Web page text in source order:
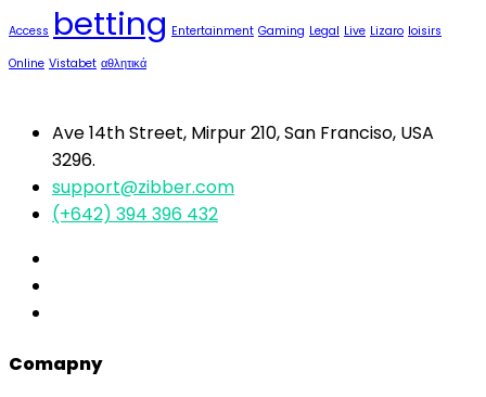
Access betting Entertainment Gaming Legal Live Lizaro loisirs
Online Vistabet αθλητικά
Ave 14th Street, Mirpur 210, San Franciso, USA
3296.
support@zibber.com
(+642) 394 396 432
Comapny